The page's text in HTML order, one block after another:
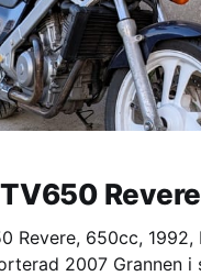
Revere, 650cc,
i sommarstugan